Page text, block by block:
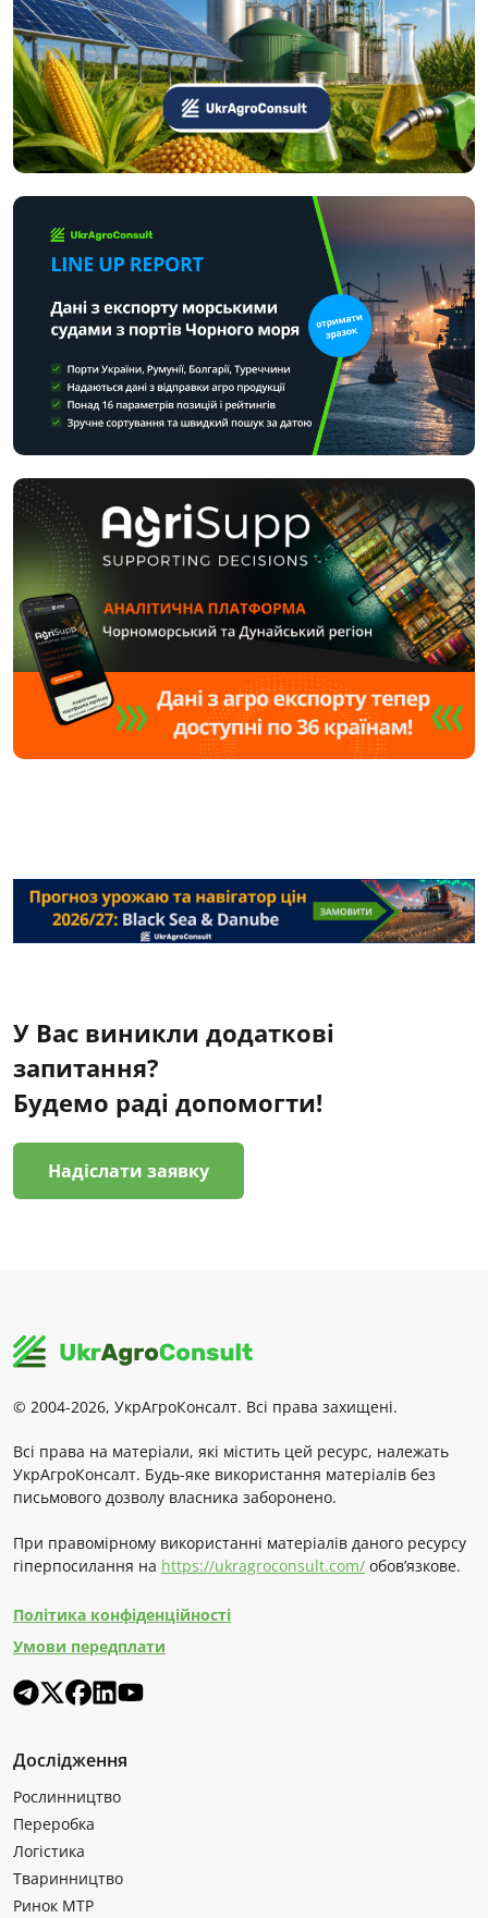
У Вас виникли додаткові
запитання?
Будемо раді допомогти!
Надіслати заявку
© 2004-2026, УкрАгроКонсалт. Всі права захищені.
Всі права на матеріали, які містить цей ресурс, належать
УкрАгроКонсалт. Будь-яке використання матеріалів без
письмового дозволу власника заборонено.
При правомірному використанні матеріалів даного ресурсу
гіперпосилання на https://ukragroconsult.com/ обов’язкове.
Політика конфіденційності
Умови передплати
Дослідження
Рослинництво
Переробка
Логістика
Тваринництво
Ринок МТР